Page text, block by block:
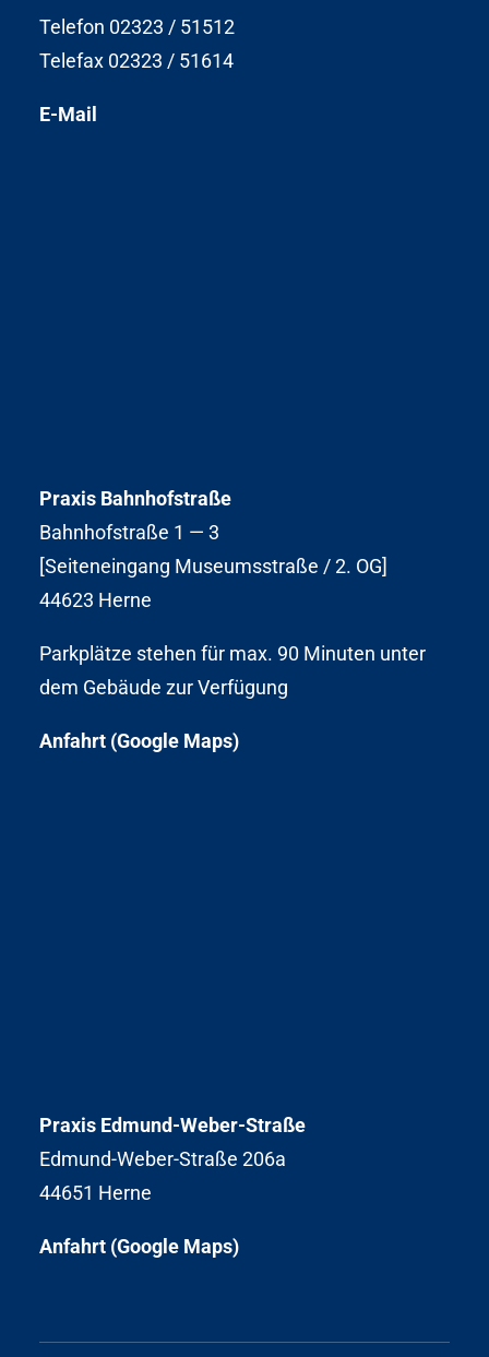
Telefon 02323 / 51512
Telefax 02323 / 51614
E-Mail
Praxis Bahnhofstraße
Bahnhofstraße 1 — 3
[Seiteneingang Museumsstraße / 2. OG]
44623 Herne
Parkplätze stehen für max. 90 Minuten unter
dem Gebäude zur Verfügung
Anfahrt (Google Maps)
Praxis Edmund-Weber-Straße
Edmund-Weber-Straße 206a
44651 Herne
Anfahrt (Google Maps)